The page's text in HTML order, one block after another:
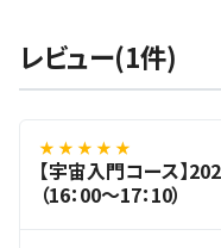
レビュー(1件)
★ ★ ★ ★ ★
【宇宙入門コース】
（16：00～17：10）